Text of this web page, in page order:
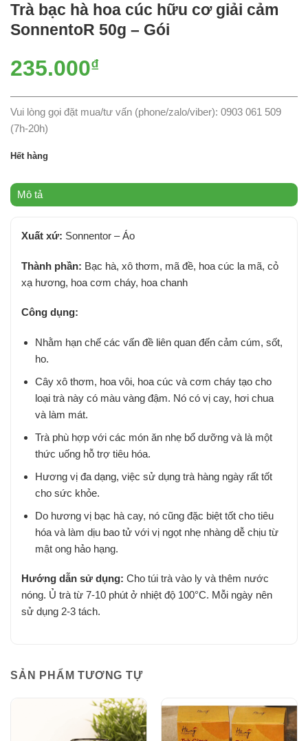
Trà bạc hà hoa cúc hữu cơ giải cảm
SonnentoR 50g – Gói
235.000₫
Vui lòng gọi đặt mua/tư vấn (phone/zalo/viber): 0903 061 509
(7h-20h)
Hết hàng
Mô tả
Xuất xứ: Sonnentor – Áo
Thành phần: Bạc hà, xô thơm, mã đề, hoa cúc la mã, cỏ
xạ hương, hoa cơm cháy, hoa chanh
Công dụng:
Nhằm hạn chế các vấn đề liên quan đến cảm cúm, sốt,
ho.
Cây xô thơm, hoa vôi, hoa cúc và cơm cháy tạo cho
loại trà này có màu vàng đậm. Nó có vị cay, hơi chua
và làm mát.
Trà phù hợp với các món ăn nhẹ bổ dưỡng và là một
thức uống hỗ trợ tiêu hóa.
Hương vị đa dạng, việc sử dụng trà hàng ngày rất tốt
cho sức khỏe.
Do hương vị bạc hà cay, nó cũng đặc biệt tốt cho tiêu
hóa và làm dịu bao tử với vị ngọt nhẹ nhàng dễ chịu từ
mật ong hảo hạng.
Hướng dẫn sử dụng: Cho túi trà vào ly và thêm nước
nóng. Ủ trà từ 7-10 phút ở nhiệt độ 100°C. Mỗi ngày nên
sử dụng 2-3 tách.
SẢN PHẨM TƯƠNG TỰ